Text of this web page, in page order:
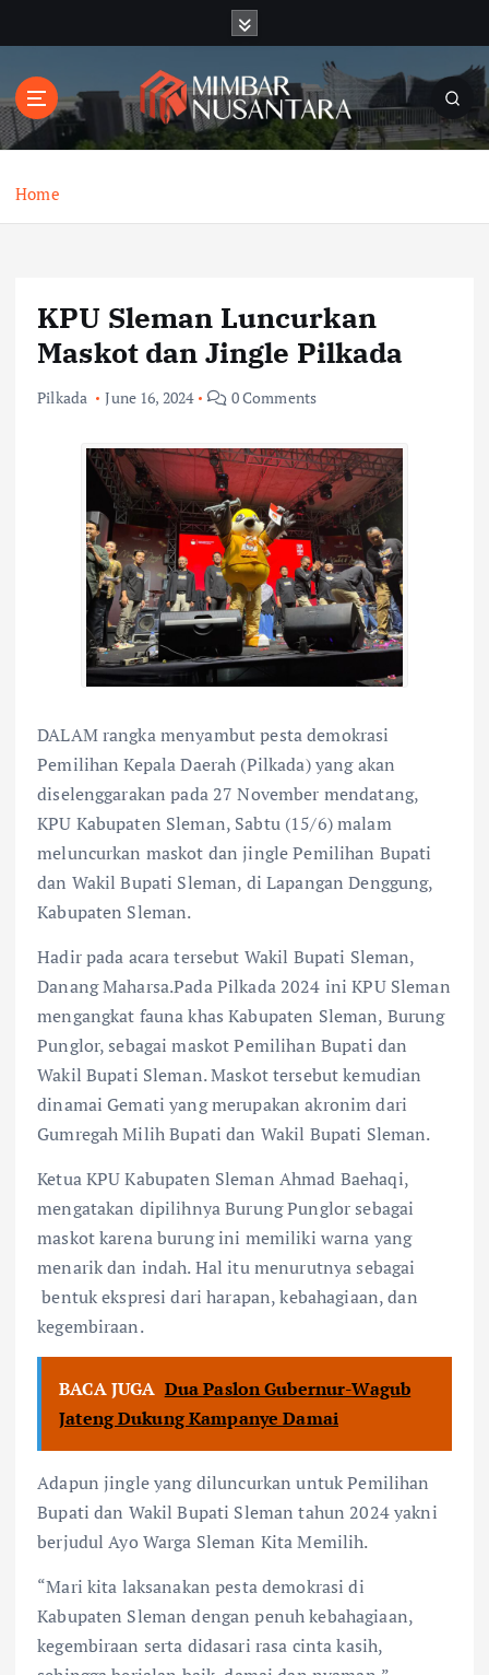
t
o
Home
KPU Sleman Luncurkan
Maskot dan Jingle Pilkada
Pilkada June 16, 2024 0 Comments
DALAM rangka menyambut pesta demokrasi
Pemilihan Kepala Daerah (Pilkada) yang akan
diselenggarakan pada 27 November mendatang,
KPU Kabupaten Sleman, Sabtu (15/6) malam
meluncurkan maskot dan jingle Pemilihan Bupati
dan Wakil Bupati Sleman, di Lapangan Denggung,
Kabupaten Sleman.
Hadir pada acara tersebut Wakil Bupati Sleman,
Danang Maharsa.Pada Pilkada 2024 ini KPU Sleman
mengangkat fauna khas Kabupaten Sleman, Burung
Punglor, sebagai maskot Pemilihan Bupati dan
Wakil Bupati Sleman. Maskot tersebut kemudian
dinamai Gemati yang merupakan akronim dari
Gumregah Milih Bupati dan Wakil Bupati Sleman.
Ketua KPU Kabupaten Sleman Ahmad Baehaqi,
mengatakan dipilihnya Burung Punglor sebagai
maskot karena burung ini memiliki warna yang
menarik dan indah. Hal itu menurutnya sebagai
bentuk ekspresi dari harapan, kebahagiaan, dan
kegembiraan.
BACA JUGA Dua Paslon Gubernur-Wagub
Jateng Dukung Kampanye Damai
Adapun jingle yang diluncurkan untuk Pemilihan
Bupati dan Wakil Bupati Sleman tahun 2024 yakni
berjudul Ayo Warga Sleman Kita Memilih.
“Mari kita laksanakan pesta demokrasi di
Kabupaten Sleman dengan penuh kebahagiaan,
kegembiraan serta didasari rasa cinta kasih,